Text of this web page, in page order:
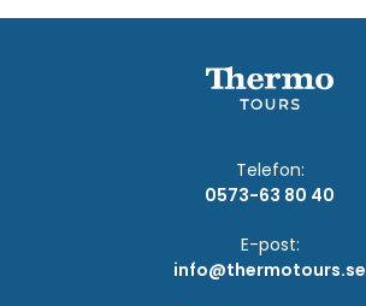
Telefon:
0573-63 80 40
E-post:
info@thermotours.se